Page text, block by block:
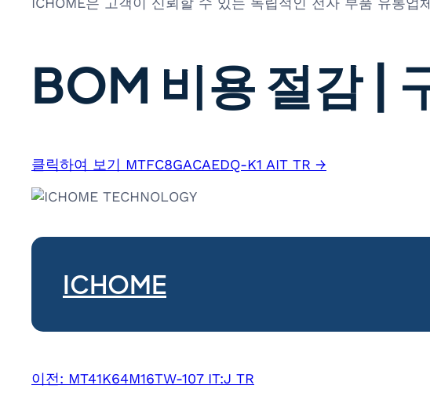
BOM 비용 절감 |
클릭하여 보기 MTFC8GACAEDQ-K1 AIT TR →
ICHOME
이전: MT41K64M16TW-107 IT:J TR